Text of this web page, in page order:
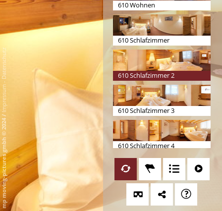
610 Wohnen
610 Schlafzimmer
610 Schlafzimmer 2
610 Schlafzimmer 3
610 Schlafzimmer 4
mp moving-pictures gmbh © 2024
/
Impressum
-
Datenschutz